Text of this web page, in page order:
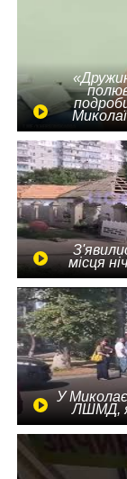
місця
У
ЛШМД,